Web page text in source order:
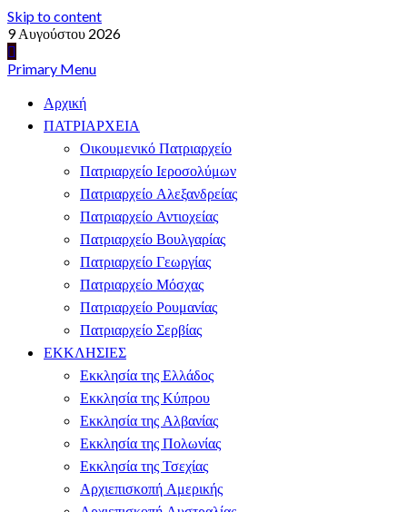
Skip to content
9 Αυγούστου 2026
Primary Menu
Αρχική
ΠΑΤΡΙΑΡΧΕΙΑ
Οικουμενικό Πατριαρχείο
Πατριαρχείο Ιεροσολύμων
Πατριαρχείο Αλεξανδρείας
Πατριαρχείο Αντιοχείας
Πατριαρχείο Βουλγαρίας
Πατριαρχείο Γεωργίας
Πατριαρχείο Μόσχας
Πατριαρχείο Ρουμανίας
Πατριαρχείο Σερβίας
ΕΚΚΛΗΣΙΕΣ
Εκκλησία της Ελλάδος
Εκκλησία της Κύπρου
Εκκλησία της Αλβανίας
Εκκλησία της Πολωνίας
Εκκλησία της Τσεχίας
Αρχιεπισκοπή Αμερικής